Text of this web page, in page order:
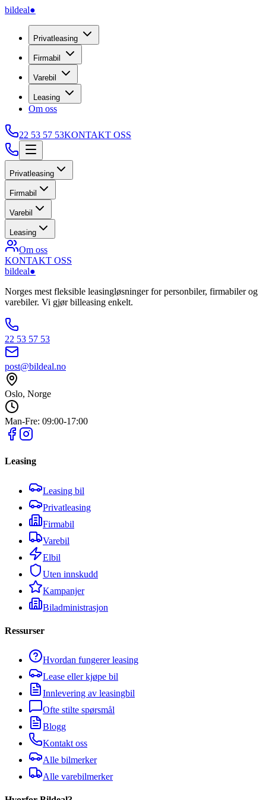
bildeal●
Privatleasing
Firmabil
Varebil
Leasing
Om oss
22 53 57 53KONTAKT OSS
Privatleasing
Firmabil
Varebil
Leasing
Om oss
KONTAKT OSS
bildeal●
Norges mest fleksible leasingløsninger for personbiler, firmabiler og
varebiler. Vi gjør billeasing enkelt.
22 53 57 53
post@bildeal.no
Oslo, Norge
Man-Fre: 09:00-17:00
Leasing
Leasing bil
Privatleasing
Firmabil
Varebil
Elbil
Uten innskudd
Kampanjer
Biladministrasjon
Ressurser
Hvordan fungerer leasing
Lease eller kjøpe bil
Innlevering av leasingbil
Ofte stilte spørsmål
Blogg
Kontakt oss
Alle bilmerker
Alle varebilmerker